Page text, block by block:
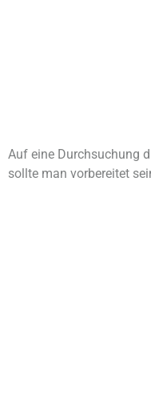
Auf eine Durchsuchung
sollte man vorbereitet